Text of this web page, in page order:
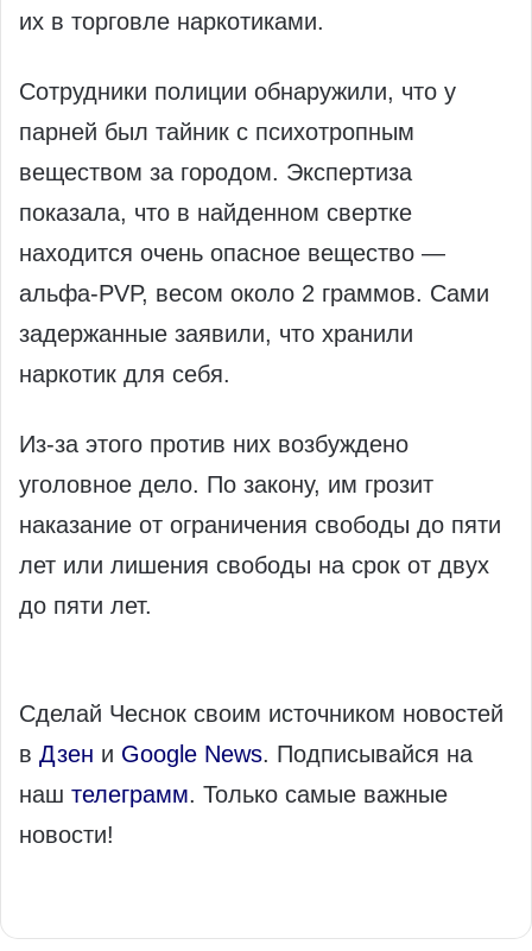
их в торговле наркотиками.
Сотрудники полиции обнаружили, что у
парней был тайник с психотропным
веществом за городом. Экспертиза
показала, что в найденном свертке
находится очень опасное вещество —
альфа-PVP, весом около 2 граммов. Сами
задержанные заявили, что хранили
наркотик для себя.
Из-за этого против них возбуждено
уголовное дело. По закону, им грозит
наказание от ограничения свободы до пяти
лет или лишения свободы на срок от двух
до пяти лет.
Сделай Чеснок своим источником новостей
в Дзен и Google News. Подписывайся на
наш телеграмм. Только самые важные
новости!